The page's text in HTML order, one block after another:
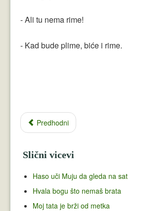
- Ali tu nema rime!
- Kad bude plime, biće i rime.
Predhodni
Slični vicevi
Haso uči Muju da gleda na sat
Hvala bogu što nemaš brata
Moj tata je brži od metka